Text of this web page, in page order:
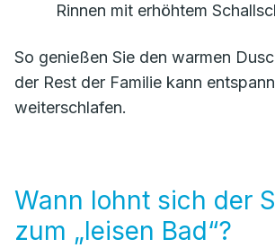
Rinnen mit erhöhtem
So genießen Sie den warmen
der Rest der Familie kann
weiterschlafen.
Wann lohnt sich der
zum „leisen Bad“?